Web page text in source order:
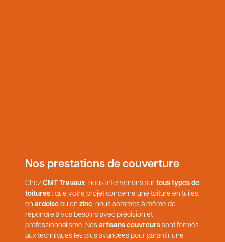
Nos prestations de couverture
Chez CMT Travaux, nous intervenons sur tous types de
toitures : que votre projet concerne une toiture en tuiles,
en ardoise ou en zinc, nous sommes à même de
répondre à vos besoins avec précision et
professionnalisme. Nos artisans couvreurs sont formés
aux techniques les plus avancées pour garantir une